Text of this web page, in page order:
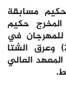
مسابقة
المخرج حكيم
للمهرجان في
مناسبتين عن فيلميه أشلاء (2010) وعرق الشتا
(2017)، والذي يرأس منذ أكتوبر 2023 المعهد العالي